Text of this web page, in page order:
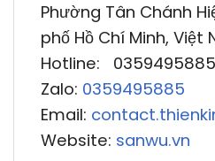
Phường Tân Chánh
phố Hồ Chí Minh, Việt
Hotline: 0359495885
Zalo: 0359495885
Email:
Website: sanwu.vn